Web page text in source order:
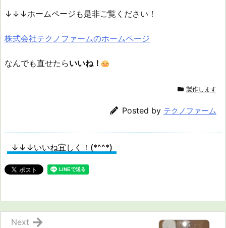
↓↓↓ホームページも是非ご覧ください！
株式会社テクノファームのホームページ
なんでも直せたらいいね！
製作します
Posted by テクノファーム
↓↓↓いいね宜しく！(*^^*)
Next